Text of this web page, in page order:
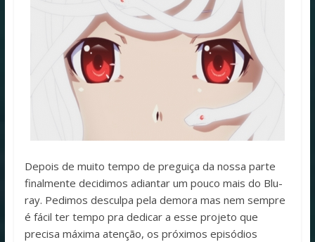
Depois de muito tempo de preguiça da nossa parte
finalmente decidimos adiantar um pouco mais do Blu-
ray. Pedimos desculpa pela demora mas nem sempre
é fácil ter tempo pra dedicar a esse projeto que
precisa máxima atenção, os próximos episódios